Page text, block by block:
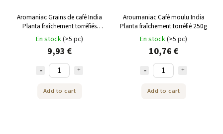
Aromaniac Grains de café India
Planta fraîchement torréfiés
250g
En stock(>5 pc)
9,93 €
Add to cart
Aroumaniac Café moulu India
Planta fraîchement torréfié 250g
En stock(>5 pc)
10,76 €
Add to cart